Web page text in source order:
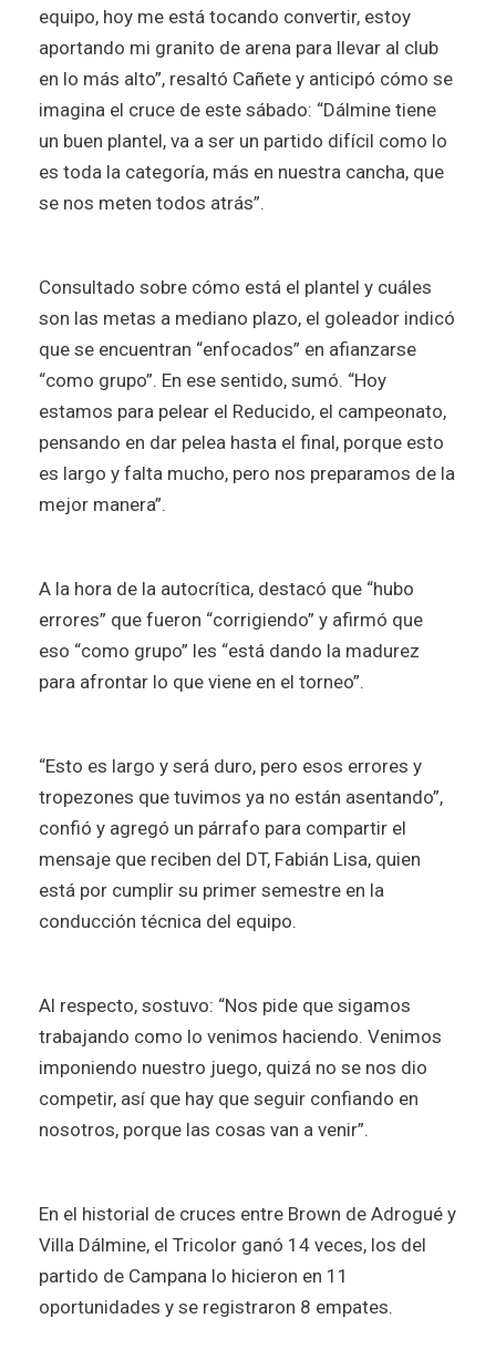
equipo, hoy me está tocando convertir, estoy
aportando mi granito de arena para llevar al club
en lo más alto”, resaltó Cañete y anticipó cómo se
imagina el cruce de este sábado: “Dálmine tiene
un buen plantel, va a ser un partido difícil como lo
es toda la categoría, más en nuestra cancha, que
se nos meten todos atrás”.
Consultado sobre cómo está el plantel y cuáles
son las metas a mediano plazo, el goleador indicó
que se encuentran “enfocados” en afianzarse
“como grupo”. En ese sentido, sumó. “Hoy
estamos para pelear el Reducido, el campeonato,
pensando en dar pelea hasta el final, porque esto
es largo y falta mucho, pero nos preparamos de la
mejor manera”.
A la hora de la autocrítica, destacó que “hubo
errores” que fueron “corrigiendo” y afirmó que
eso “como grupo” les “está dando la madurez
para afrontar lo que viene en el torneo”.
“Esto es largo y será duro, pero esos errores y
tropezones que tuvimos ya no están asentando”,
confió y agregó un párrafo para compartir el
mensaje que reciben del DT, Fabián Lisa, quien
está por cumplir su primer semestre en la
conducción técnica del equipo.
Al respecto, sostuvo: “Nos pide que sigamos
trabajando como lo venimos haciendo. Venimos
imponiendo nuestro juego, quizá no se nos dio
competir, así que hay que seguir confiando en
nosotros, porque las cosas van a venir”.
En el historial de cruces entre Brown de Adrogué y
Villa Dálmine, el Tricolor ganó 14 veces, los del
partido de Campana lo hicieron en 11
oportunidades y se registraron 8 empates.